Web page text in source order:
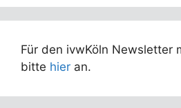
Für den ivwKöln Newsletter
bitte hier an.